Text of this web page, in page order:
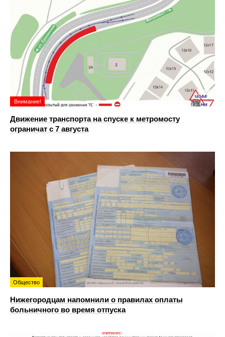
Внимание!
Движение транспорта на спуске к метромосту
ограничат с 7 августа
Общество
Нижегородцам напомнили о правилах оплаты
больничного во время отпуска